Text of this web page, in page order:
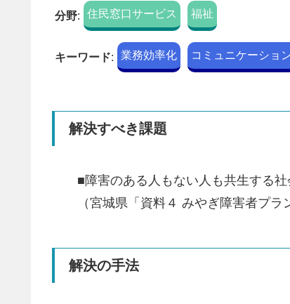
分野: 住民窓口サービス 福祉
キーワード: 業務効率化 コミュニケーショ
解決すべき課題
■障害のある人もない人も共生する社
（宮城県「資料４ みやぎ障害者プラ
解決の手法